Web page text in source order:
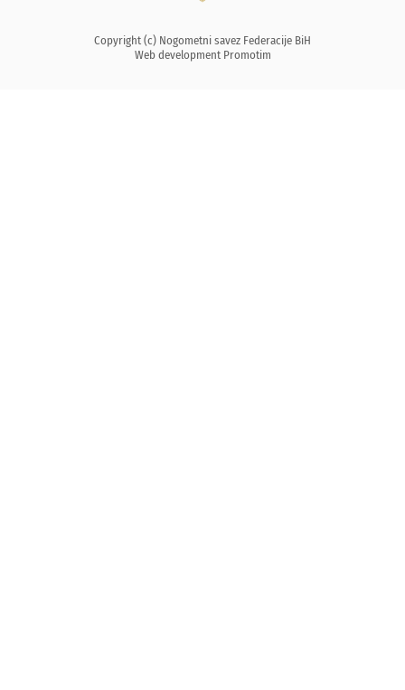
Copyright (c) Nogometni savez Federacije BiH
Web development Promotim